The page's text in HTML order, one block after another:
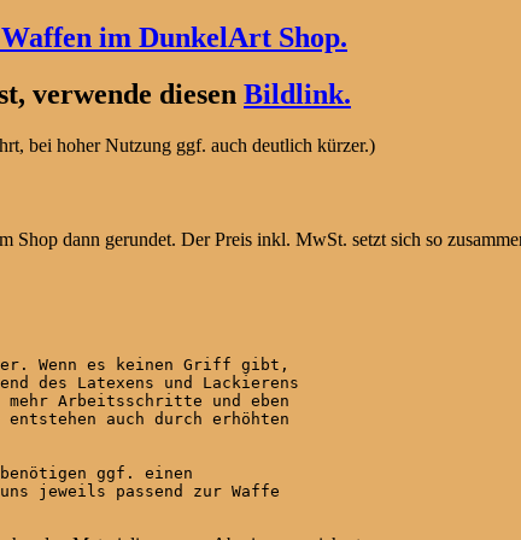
im DunkelArt Shop.
verwende diesen Bildlink.
bei hoher Nutzung ggf. auch deutlich kürzer.)
dann gerundet. Der Preis inkl. MwSt. setzt sich so
Wenn es keinen Griff gibt,
des Latexens und Lackierens
mehr Arbeitsschritte und eben
auch durch erhöhten
ggf. einen
jeweils passend zur Waffe